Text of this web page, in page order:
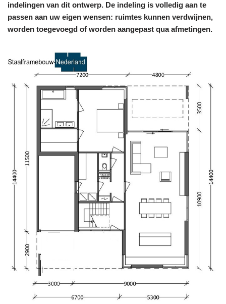
indelingen van dit ontwerp. De indeling is volledig aan te
passen aan uw eigen wensen: ruimtes kunnen verdwijnen,
worden toegevoegd of worden aangepast qua afmetingen.